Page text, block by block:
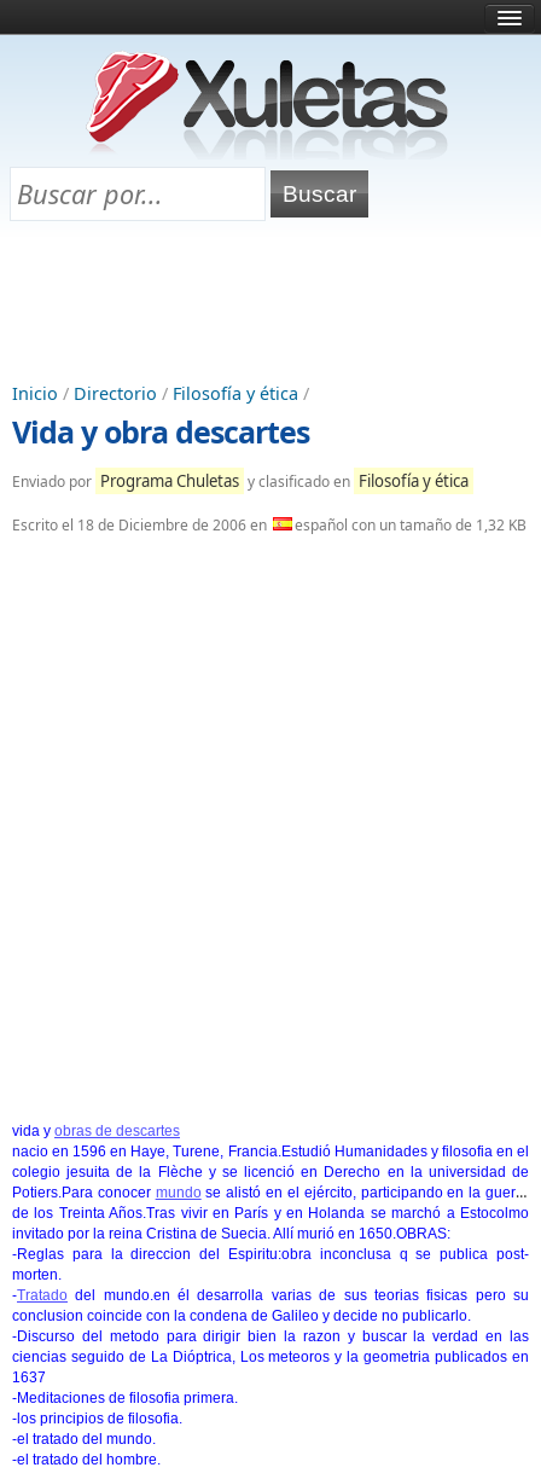
¿Qué es esto?
Directorio
Chuletas para exámenes
Inicio / Directorio / Filosofía y ética /
Vida y obra descartes
Enviado por Programa Chuletas y clasificado en Filosofía y ética
Escrito el 18 de Diciembre de 2006en español con un tamaño de 1,32 KB
vida y obras de descartes
nacio en 1596 en Haye, Turene, Francia.Estudió Humanidades y filosofia en el
colegio jesuita de la Flèche y se licenció en Derecho en la universidad de
Potiers.Para conocer mundose alistó en el ejército, participando en la guerra
de los Treinta Años.Tras vivir en París y en Holanda se marchó a Estocolmo
invitado por la reina Cristina de Suecia. Allí murió en 1650.OBRAS:
-Reglas para la direccion del Espiritu:obra inconclusa q se publica post-
morten.
-Tratado del mundo.en él desarrolla varias de sus teorias fisicas pero su
conclusion coincide con la condena de Galileo y decide no publicarlo.
-Discurso del metodo para dirigir bien la razon y buscar la verdad en las
ciencias seguido de La Dióptrica, Los meteoros y la geometria publicados en
1637
-Meditaciones de filosofia primera.
-los principios de filosofia.
-el tratado del mundo.
-el tratado del hombre.